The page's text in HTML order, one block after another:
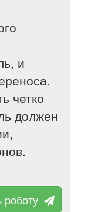
и
четко
должен
роботу